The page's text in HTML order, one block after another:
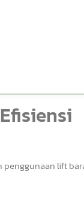
lift